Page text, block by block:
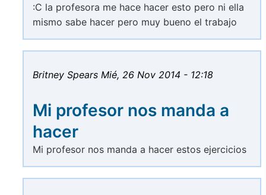
:C la profesora me hace hacer esto pero ni ella
mismo sabe hacer pero muy bueno el trabajo
Britney Spears Mié, 26 Nov 2014 - 12:18
Mi profesor nos manda a
hacer
Mi profesor nos manda a hacer estos ejercicios